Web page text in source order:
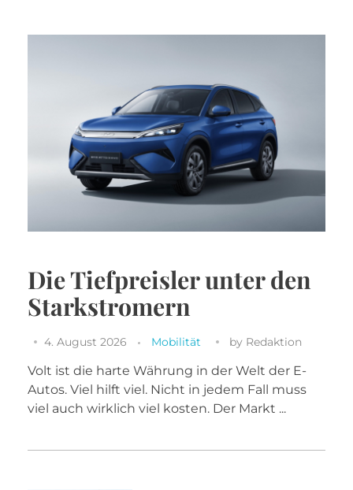
Die Tiefpreisler unter den
Starkstromern
4. August 2026 Mobilität by Redaktion
Volt ist die harte Währung in der Welt der E-
Autos. Viel hilft viel. Nicht in jedem Fall muss
viel auch wirklich viel kosten. Der Markt ...